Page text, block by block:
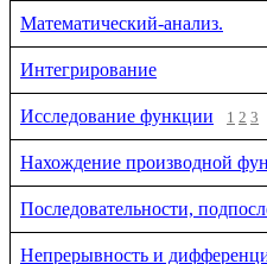
Математический-анализ.
Интегрирование
Исследование функции
1 2 3
Нахождение производной
Последовательности,
Непрерывность и